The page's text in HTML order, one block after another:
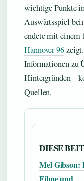
wichtige Punkte
Auswärtsspiel
endete mit einem
Hannover 96
Informationen zu
Hintergründen –
Quellen.
DIESE
Mel Gibson: